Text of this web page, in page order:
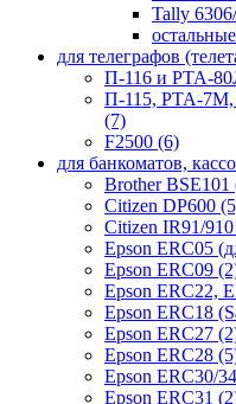
Tally
для телеграфов
П-116 и РТА-
П-115, РТА-7М,
(7)
F2500 (6)
для банкоматов,
Brother BSE101
Citizen DP600
Citizen IR91/
Epson ERC05
Epson ERC09
Epson ERC22,
Epson ERC18
Epson ERC27
Epson ERC28
Epson ERC30/
Epson ERC31